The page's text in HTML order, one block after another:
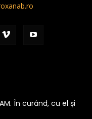
În curând, cu el și